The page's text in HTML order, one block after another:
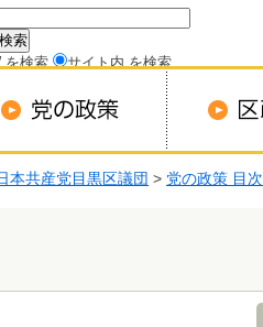
を検索 サイト内 を検索
本共産党目黒区議団 > 党の政策 目次